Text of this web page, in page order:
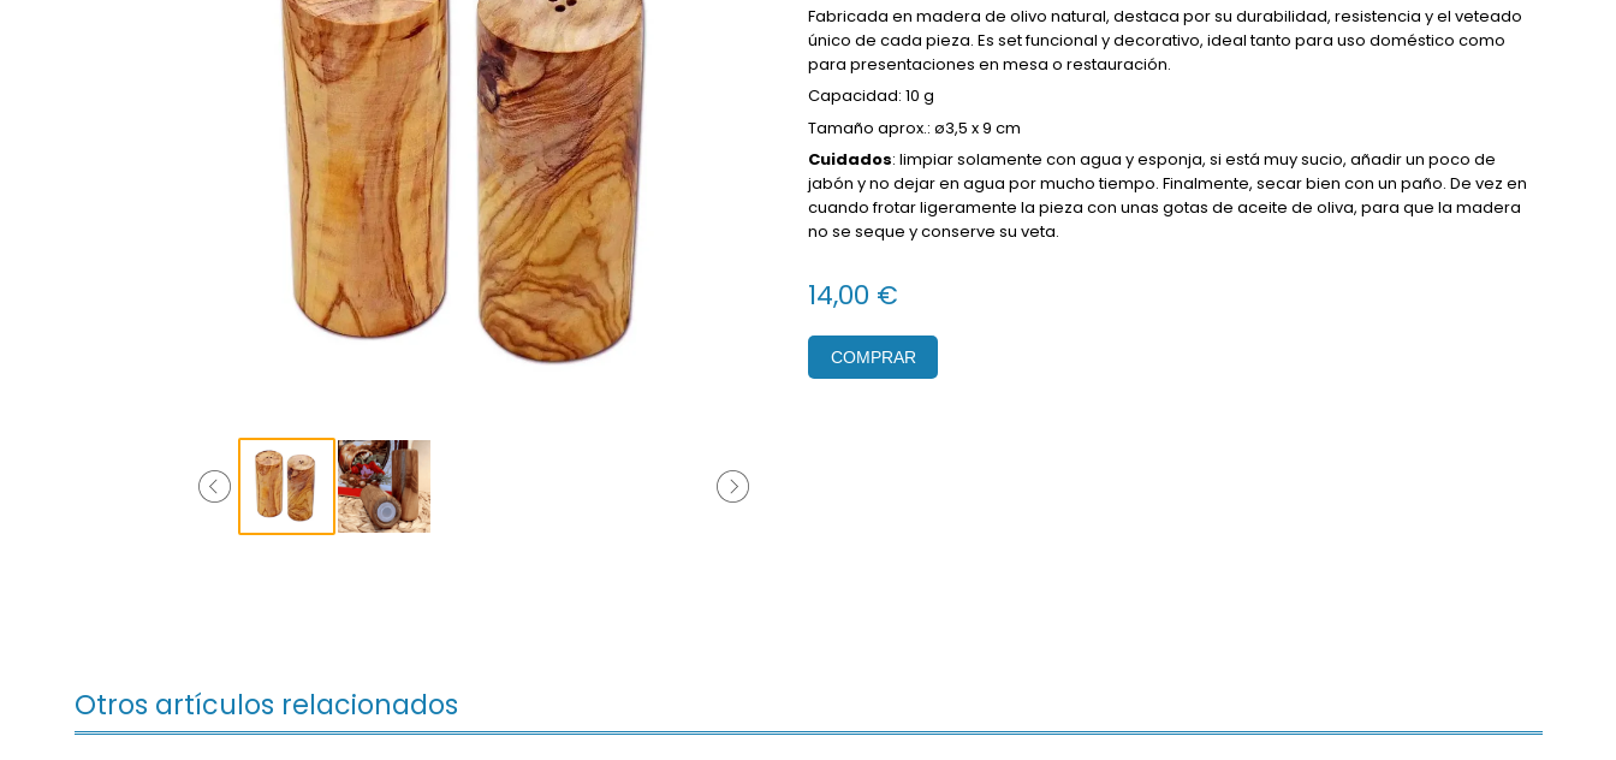
Fabricada en madera de olivo natural, destaca por su durabilidad, resistencia y el veteado
único de cada pieza. Es set funcional y decorativo, ideal tanto para uso doméstico como
para presentaciones en mesa o restauración.
Capacidad: 10 g
Tamaño aprox.: ø3,5 x 9 cm
Cuidados: limpiar solamente con agua y esponja, si está muy sucio, añadir un poco de
jabón y no dejar en agua por mucho tiempo. Finalmente, secar bien con un paño. De vez en
cuando frotar ligeramente la pieza con unas gotas de aceite de oliva, para que la madera
no se seque y conserve su veta.
14,00 €
COMPRAR
Otros artículos relacionados